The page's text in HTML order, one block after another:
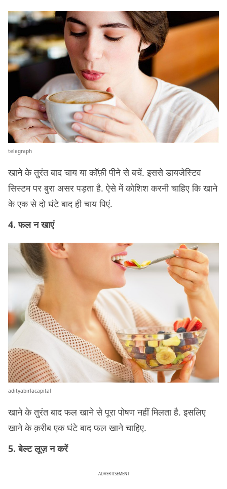
telegraph
खाने के तुरंत बाद चाय या कॉफ़ी पीने से बचें. इससे डायजेस्टिव
सिस्टम पर बुरा असर पड़ता है. ऐसे में कोशिश करनी चाहिए कि खाने
के एक से दो घंटे बाद ही चाय पिएं.
4. फल न खाएं
adityabirlacapital
खाने के तुरंत बाद फल खाने से पूरा पोषण नहीं मिलता है. इसलिए
खाने के क़रीब एक घंटे बाद फल खाने चाहिए.
5. बेल्ट लूज़ न करें
ADVERTISEMENT